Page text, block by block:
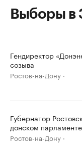
Выборы
Гендиректор
созыва
Ростов-на-Дону
Губернатор
донском парламенте
Ростов-на-Дону